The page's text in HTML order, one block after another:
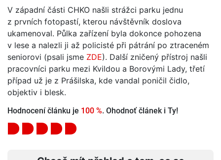
V západní části CHKO našli strážci parku jednu
z prvních fotopastí, kterou návštěvník doslova
ukamenoval. Půlka zařízení byla dokonce pohozena
v lese a nalezli ji až policisté při pátrání po ztraceném
seniorovi (psali jsme ZDE). Další zničený přístroj našli
pracovníci parku mezi Kvildou a Borovými Lady, třetí
případ už je z Prášilska, kde vandal poničil čidlo,
objektiv i blesk.
Hodnocení článku je 100 %. Ohodnoť článek i Ty!